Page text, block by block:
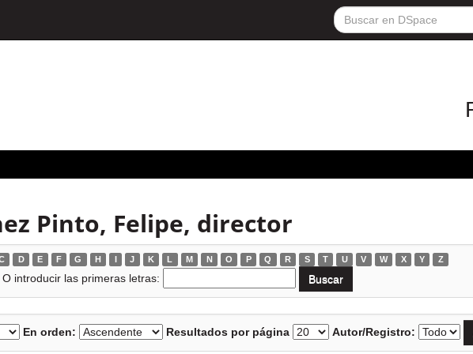
Pinto, Felipe, director
D E F G H I J K L M N O P Q R S T U V W X Y Z
O introducir las primeras letras:
En orden: Resultados por página Autor/Registro: